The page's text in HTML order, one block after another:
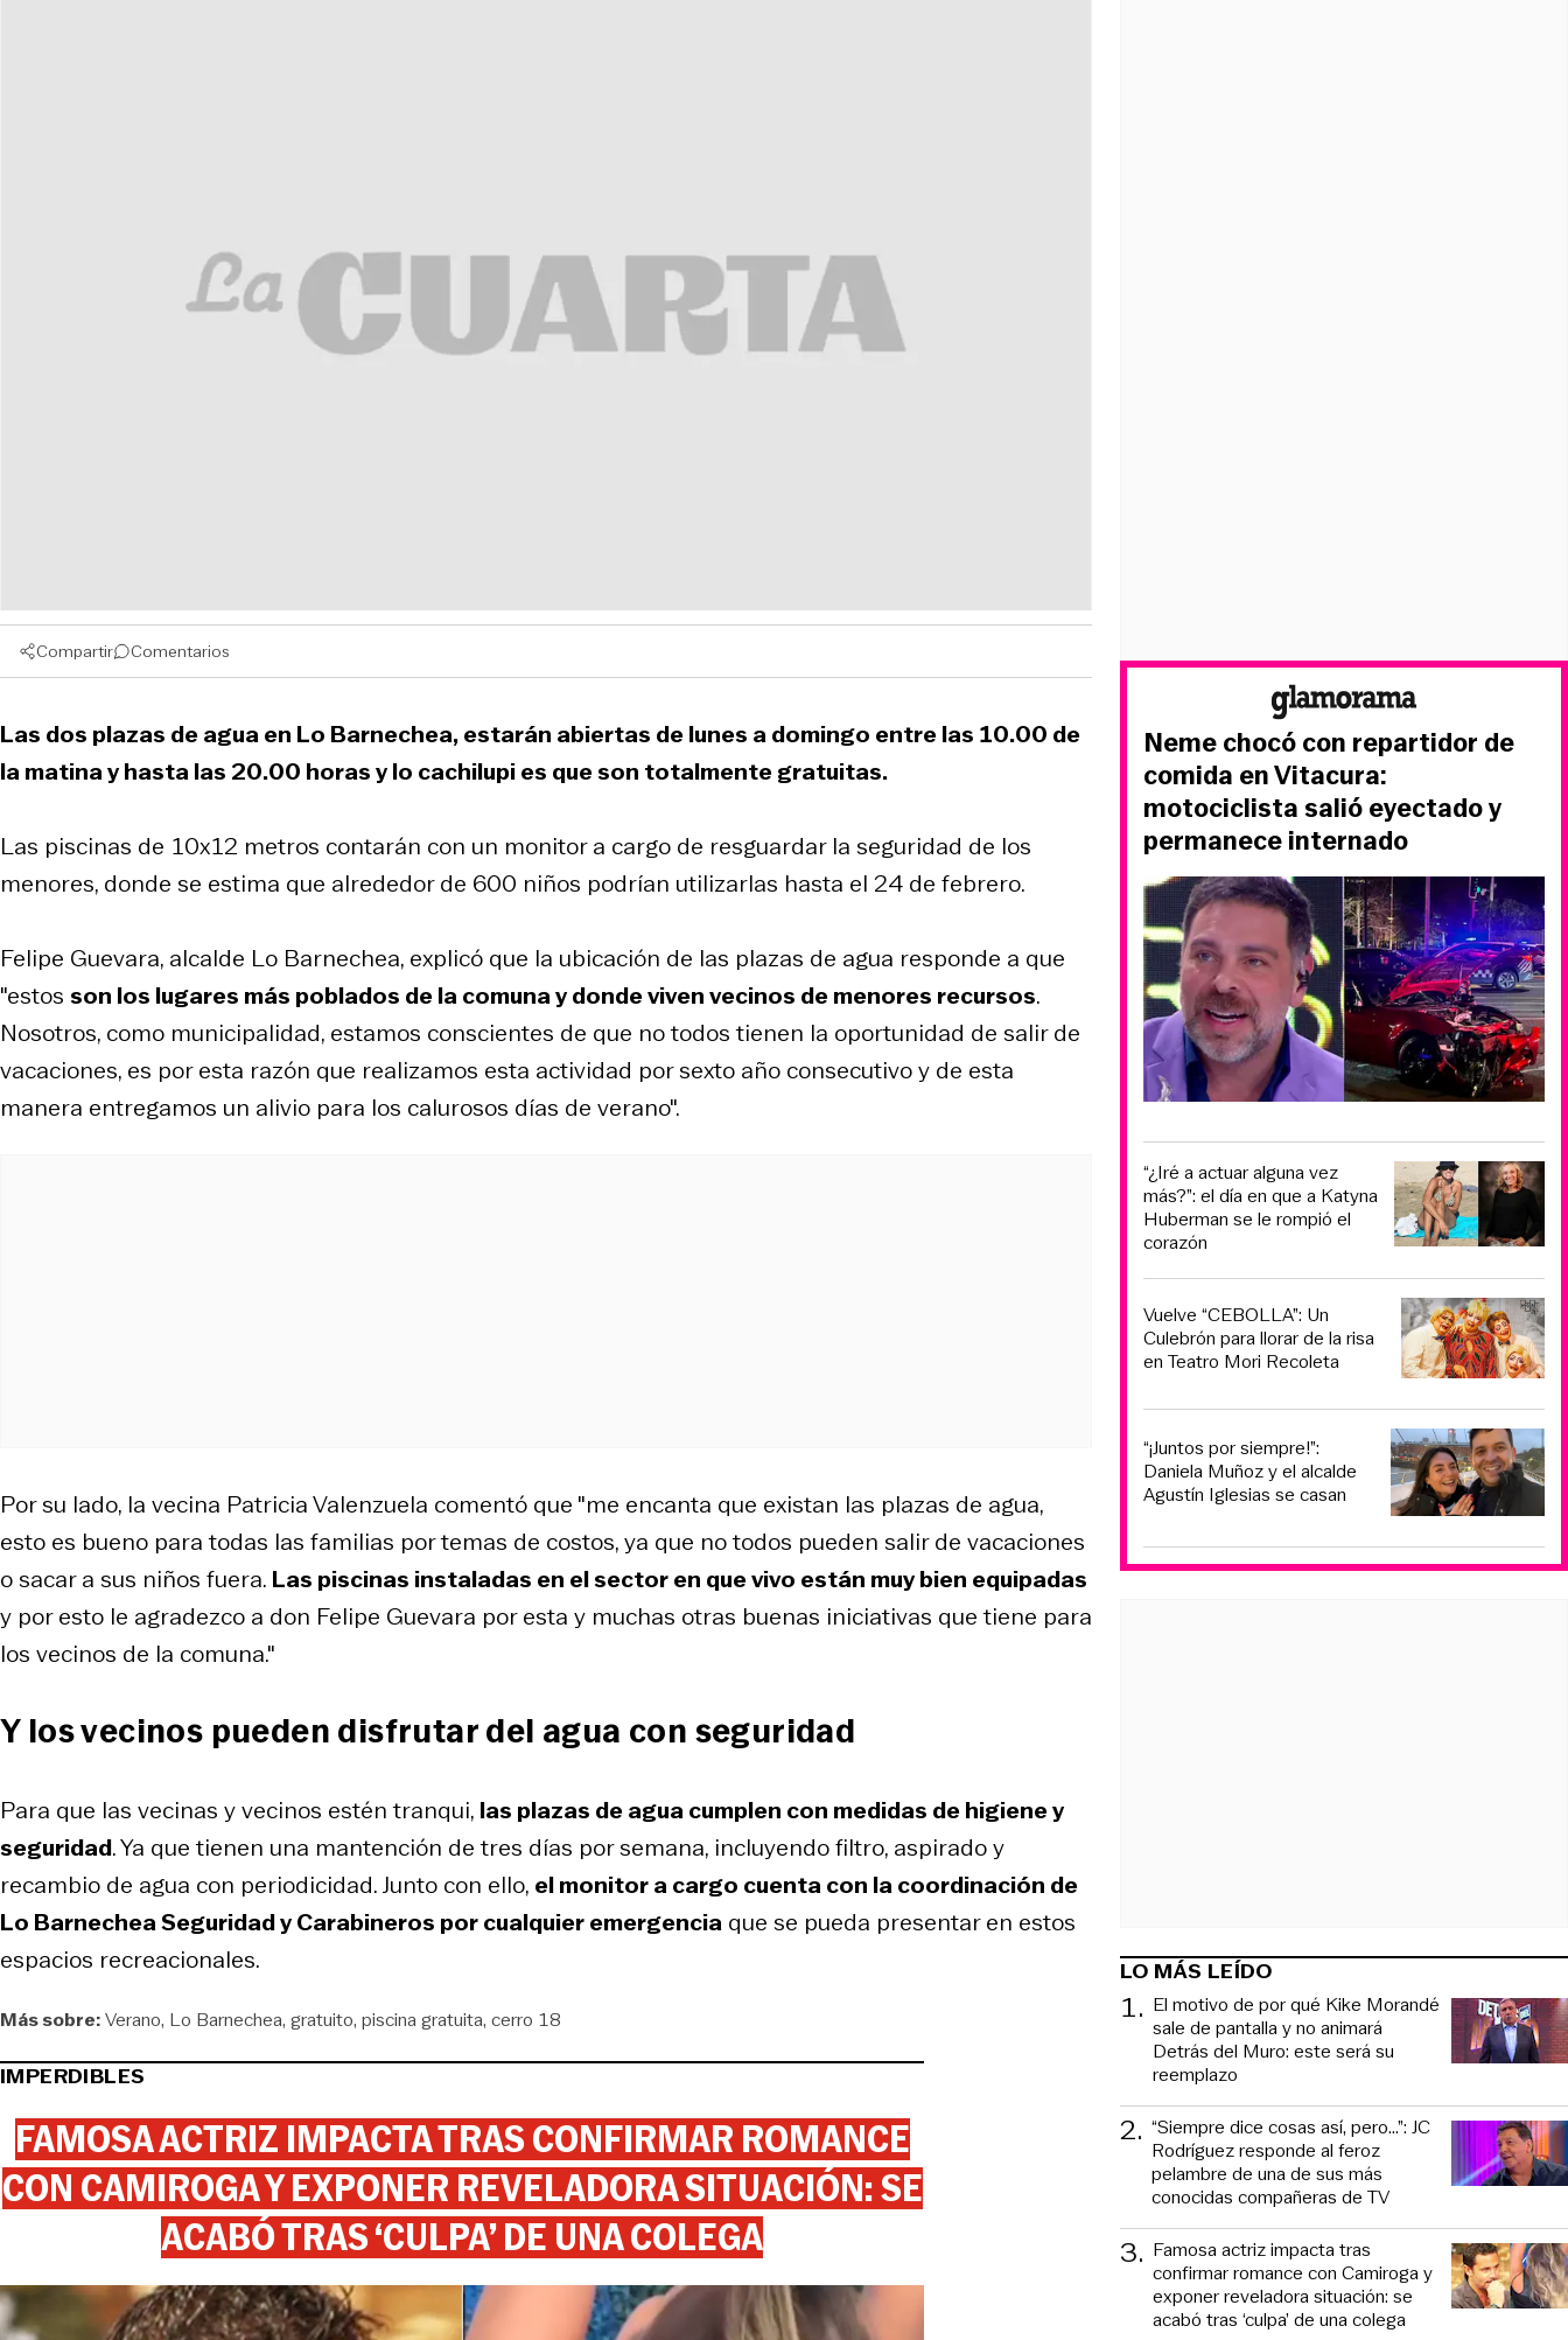
Compartir Comentarios
Las dos plazas de agua en Lo Barnechea, estarán abiertas de lunes a domingo entre las 10.00 de
la matina y hasta las 20.00 horas y lo cachilupi es que son totalmente gratuitas.
Las piscinas de 10x12 metros contarán con un monitor a cargo de resguardar la seguridad de los
menores, donde se estima que alrededor de 600 niños podrían utilizarlas hasta el 24 de febrero.
Felipe Guevara, alcalde Lo Barnechea, explicó que la ubicación de las plazas de agua responde a que
"estos son los lugares más poblados de la comuna y donde viven vecinos de menores recursos.
Nosotros, como municipalidad, estamos conscientes de que no todos tienen la oportunidad de salir de
vacaciones, es por esta razón que realizamos esta actividad por sexto año consecutivo y de esta
manera entregamos un alivio para los calurosos días de verano".
Por su lado, la vecina Patricia Valenzuela comentó que "me encanta que existan las plazas de agua,
esto es bueno para todas las familias por temas de costos, ya que no todos pueden salir de vacaciones
o sacar a sus niños fuera. Las piscinas instaladas en el sector en que vivo están muy bien equipadas
y por esto le agradezco a don Felipe Guevara por esta y muchas otras buenas iniciativas que tiene para
los vecinos de la comuna."
Y los vecinos pueden disfrutar del agua con seguridad
Para que las vecinas y vecinos estén tranqui, las plazas de agua cumplen con medidas de higiene y
seguridad. Ya que tienen una mantención de tres días por semana, incluyendo filtro, aspirado y
recambio de agua con periodicidad. Junto con ello, el monitor a cargo cuenta con la coordinación de
Lo Barnechea Seguridad y Carabineros por cualquier emergencia que se pueda presentar en estos
espacios recreacionales.
Más sobre:Verano Lo Barnechea gratuito piscina gratuita cerro 18
IMPERDIBLES
FAMOSA ACTRIZ IMPACTA TRAS CONFIRMAR ROMANCE
CON CAMIROGA Y EXPONER REVELADORA SITUACIÓN: SE
ACABÓ TRAS ‘CULPA’ DE UNA COLEGA
Neme chocó con repartidor de
comida en Vitacura:
motociclista salió eyectado y
permanece internado
“¿Iré a actuar alguna vez
más?”: el día en que a Katyna
Huberman se le rompió el
corazón
Vuelve “CEBOLLA”: Un
Culebrón para llorar de la risa
en Teatro Mori Recoleta
“¡Juntos por siempre!”:
Daniela Muñoz y el alcalde
Agustín Iglesias se casan
LO MÁS LEÍDO
1. El motivo de por qué Kike Morandé
sale de pantalla y no animará
Detrás del Muro: este será su
reemplazo
2. “Siempre dice cosas así, pero...”: JC
Rodríguez responde al feroz
pelambre de una de sus más
conocidas compañeras de TV
3. Famosa actriz impacta tras
confirmar romance con Camiroga y
exponer reveladora situación: se
acabó tras ‘culpa’ de una colega